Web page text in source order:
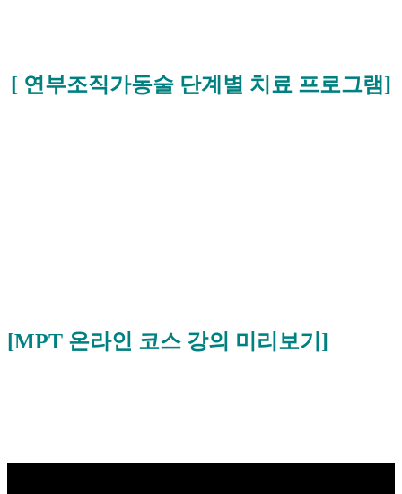
[ 연부조직가동술 단계별 치료 프로그램]
[MPT 온라인 코스 강의 미리보기]